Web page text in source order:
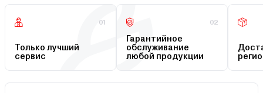
01
Только лучший
сервис
02
Гарантийное
обслуживание
любой продукции